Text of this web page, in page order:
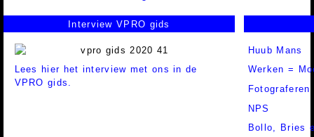
Interview VPRO gids
Lees hier het interview met ons in de
VPRO gids.
Huub Mans
Werken =
NPS
Bollo, Bries